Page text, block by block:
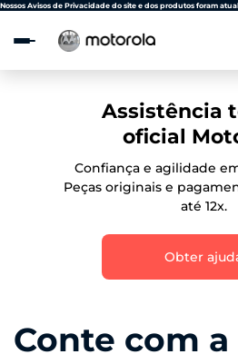
Observação:
site
um
acessibilidade.
Nossos Avisos de Privacidade do site e dos produtos foram
Assistência
oficial
Confiança e agilidade
Peças originais e
até 12x.
Obter
Conte com